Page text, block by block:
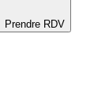
Prendre RDV